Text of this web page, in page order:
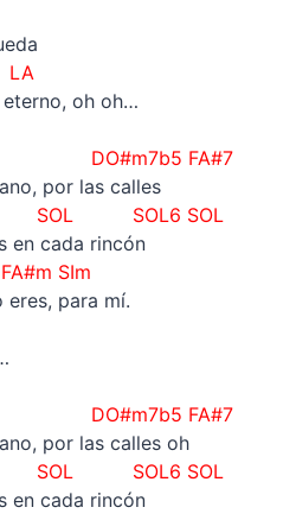
oh oh…
FA#7
por las calles
SOL6 SOL
en cada rincón
SIm
para mí.
FA#7
por las calles oh
SOL6 SOL
en cada rincón